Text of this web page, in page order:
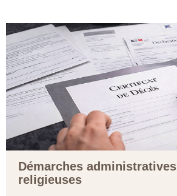
Démarches
religieuses